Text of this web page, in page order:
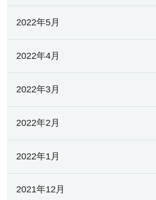
2022年5月
2022年4月
2022年3月
2022年2月
2022年1月
2021年12月